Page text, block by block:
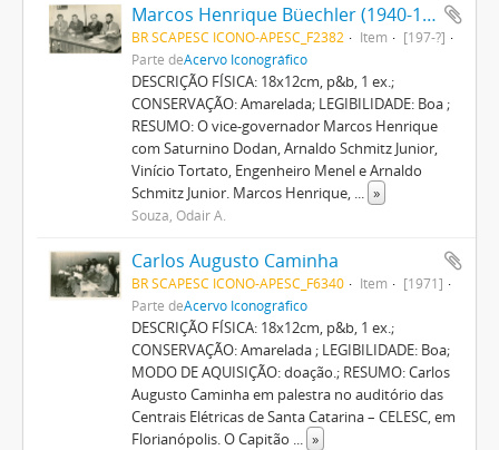
Marcos Henrique Büechler (1940-1997)
BR SCAPESC ICONO-APESC_F2382 Item
[197-?]
Parte deAcervo Iconográfico
DESCRIÇÃO FÍSICA: 18x12cm, p&b, 1 ex.;
CONSERVAÇÃO: Amarelada; LEGIBILIDADE: Boa ;
RESUMO: O vice-governador Marcos Henrique
com Saturnino Dodan, Arnaldo Schmitz Junior,
Vinício Tortato, Engenheiro Menel e Arnaldo
Schmitz Junior. Marcos Henrique, ... »
Souza, Odair A.
Carlos Augusto Caminha
BR SCAPESC ICONO-APESC_F6340 Item
[1971]
Parte deAcervo Iconográfico
DESCRIÇÃO FÍSICA: 18x12cm, p&b, 1 ex.;
CONSERVAÇÃO: Amarelada ; LEGIBILIDADE: Boa;
MODO DE AQUISIÇÃO: doação.; RESUMO: Carlos
Augusto Caminha em palestra no auditório das
Centrais Elétricas de Santa Catarina – CELESC, em
Florianópolis. O Capitão ... »